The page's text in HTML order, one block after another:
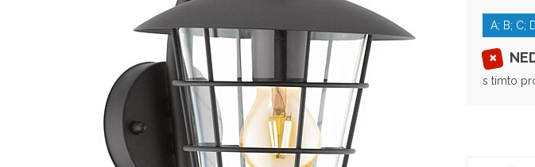
A; B; C;
s tímto